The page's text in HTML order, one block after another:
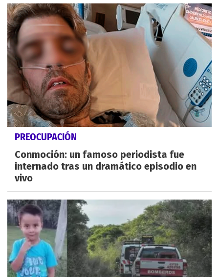
PREOCUPACIÓN
Conmoción: un famoso periodista fue
internado tras un dramático episodio en
vivo